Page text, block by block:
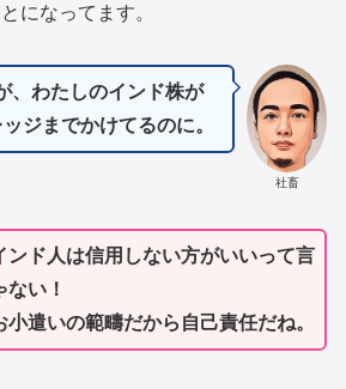
になってます。
社畜
、わたしのインド株が
ジまでかけてるのに。
ンド人は信用しない方がいいって言
ない！
小遣いの範疇だから自己責任だね。